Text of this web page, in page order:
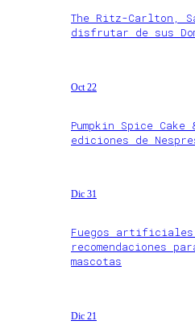
The Ritz-Carlton,
disfrutar de sus
Oct 22
Pumpkin Spice
ediciones de
Dic 31
Fuegos
recomendaciones
mascotas
Dic 21